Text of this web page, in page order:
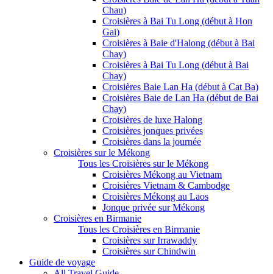
Chau)
Croisières à Bai Tu Long (début à Hon
Gai)
Croisières à Baie d'Halong (début à Bai
Chay)
Croisières à Bai Tu Long (début à Bai
Chay)
Croisières Baie Lan Ha (début à Cat Ba)
Croisières Baie de Lan Ha (début de Bai
Chay)
Croisières de luxe Halong
Croisières jonques privées
Croisières dans la journée
Croisières sur le Mékong
Tous les Croisières sur le Mékong
Croisières Mékong au Vietnam
Croisières Vietnam & Cambodge
Croisières Mékong au Laos
Jonque privée sur Mékong
Croisières en Birmanie
Tous les Croisières en Birmanie
Croisières sur Irrawaddy
Croisières sur Chindwin
Guide de voyage